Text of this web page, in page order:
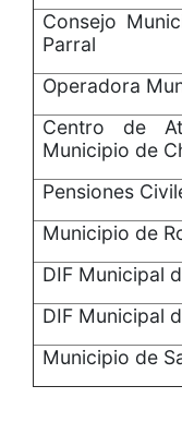
Consejo
Parral
Operadora
Centro de
Municipio de
Pensiones
Municipio de
DIF Municipal
DIF Municipal
Municipio de